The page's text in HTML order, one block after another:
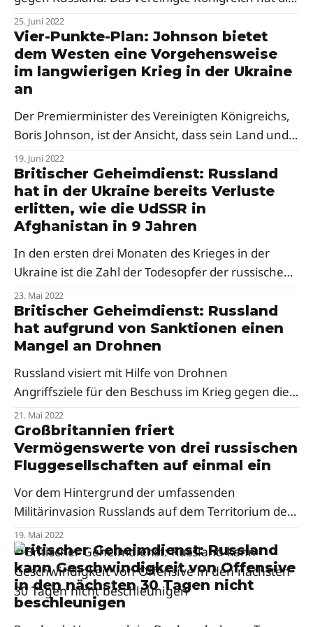
Lieferung von Waren und Technologien, die in
chemischen und biologischen Waffen verwendet
werden können, sowie von Waren, die in der
Ölraffinerie, der Schifffahrt und anderen kritischen
Industrien verwendet werden, nach Russland
verboten.
25. Juni 2022
Vier-Punkte-Plan: Johnson bietet
dem Westen eine Vorgehensweise
im langwierigen Krieg in der Ukraine
an
Der Premierminister des Vereinigten Königreichs,
Boris Johnson, ist der Ansicht, dass sein Land und
die Verbündeten im Westen vor dem Hintergrund
des langwierigen Krieges Russlands gegen die
Ukraine vier wichtige Schritte unternehmen
müssen.
19. Juni 2022
Britischer Geheimdienst: Russland
hat in der Ukraine bereits Verluste
erlitten, wie die UdSSR in
Afghanistan in 9 Jahren
In den ersten drei Monaten des Krieges in der
Ukraine ist die Zahl der Todesopfer der russischen
Armee wahrscheinlich genauso hoch wie die der
Sowjetunion während des neunjährigen Krieges in
Afghanistan.
23. Mai 2022
Britischer Geheimdienst: Russland
hat aufgrund von Sanktionen einen
Mangel an Drohnen
Russland visiert mit Hilfe von Drohnen
Angriffsziele für den Beschuss im Krieg gegen die
Ukraine an – das gleiche Konzept, das Russland in
Syrien verwendet. Aufgrund von Sanktionen
scheint es jedoch einen Mangel an Drohnen zu
geben.
21. Mai 2022
Großbritannien friert
Vermögenswerte von drei russischen
Fluggesellschaften auf einmal ein
Vor dem Hintergrund der umfassenden
Militärinvasion Russlands auf dem Territorium der
unabhängigen Ukraine hat das Vereinigte
Königreich Finanzsanktionen gegen russische
Fluggesellschaften verhängt.
19. Mai 2022
Britischer Geheimdienst: Russland
kann Geschwindigkeit von Offensive
in den nächsten 30 Tagen nicht
beschleunigen